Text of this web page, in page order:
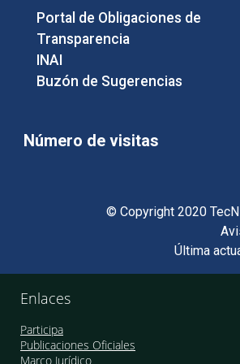
Portal de Obligaciones de
Transparencia
INAI
Buzón de Sugerencias
Número de visitas
© Copyright 2020
Última
Enlaces
Participa
Publicaciones Oficiales
Marco Jurídico